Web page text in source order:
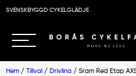
SVENSKBYGGD CYKELGLÄDJE
Hem / Tillval / Drivlina / Sram Red Etap